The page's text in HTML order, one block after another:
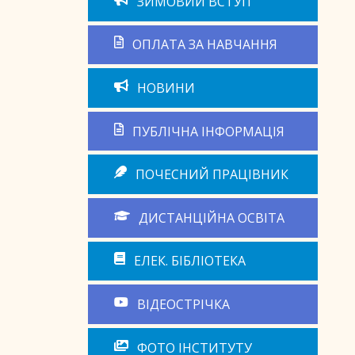
ОПЛАТА ЗА НАВЧАННЯ
НОВИНИ
ПУБЛІЧНА ІНФОРМАЦІЯ
ПОЧЕСНИЙ ПРАЦІВНИК
ДИСТАНЦІЙНА ОСВІТА
ЕЛЕК. БІБЛІОТЕКА
ВІДЕОСТРІЧКА
ФОТО ІНСТИТУТУ